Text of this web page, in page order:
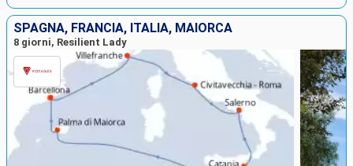
SPAGNA, FRANCIA, ITALIA, MAIORCA
8 giorni, Resilient Lady